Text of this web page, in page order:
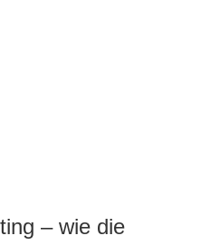
– wie die